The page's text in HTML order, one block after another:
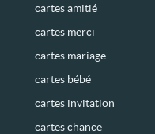
cartes amitié
cartes merci
cartes mariage
cartes bébé
cartes invitation
cartes chance